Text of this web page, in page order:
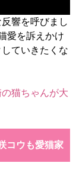
響を呼びまし
愛を訴えかけ
ていきたくな
猫ちゃんが大
コウも愛猫家